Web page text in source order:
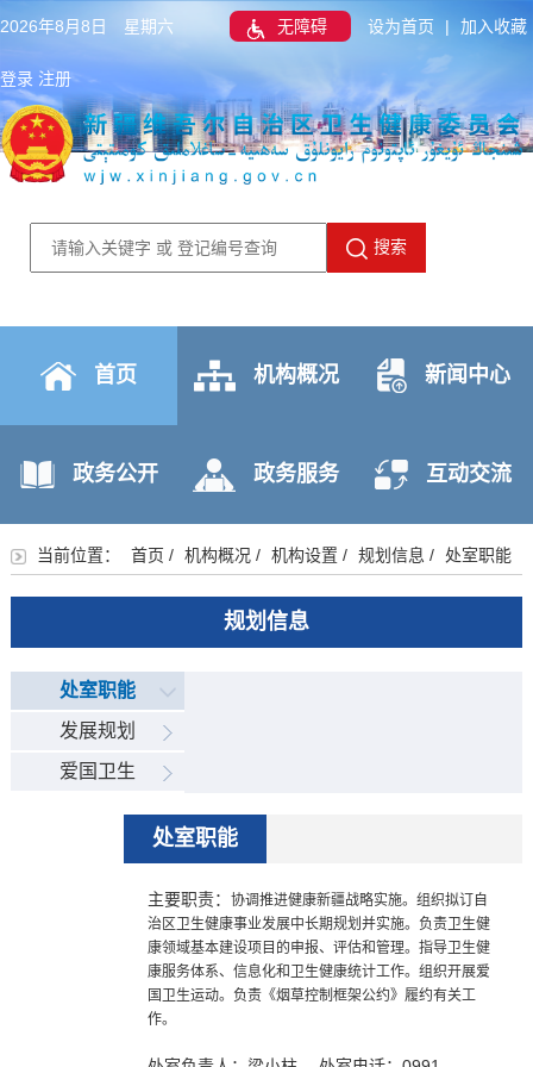
2026年8月8日 星期六 无障碍 设为首页 | 加入收藏
登录 注册
搜索
首页 机构概况 新闻中心
政务公开 政务服务 互动交流
当前位置： 首页 / 机构概况 / 机构设置 / 规划信息 / 处室职能
规划信息
处室职能
发展规划
爱国卫生
处室职能
主要职责：
协调推进健康新疆战略实施。组织拟订自
治区卫生健康事业发展中长期规划并实施。负责卫生健
康领域基本建设项目的申报、评估和管理。指导卫生健
康服务体系、信息化和卫生健康统计工作。组织开展爱
国卫生运动。负责《烟草控制框架公约》履约有关工
作。